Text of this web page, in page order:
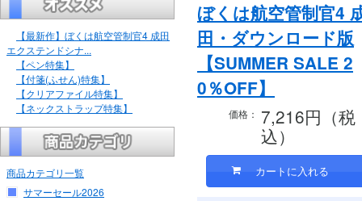
【最新作】ぼくは航空管制官4 成田
エクステンドシナ...
【ペン特集】
【付箋(ふせん)特集】
【クリアファイル特集】
【ネックストラップ特集】
商品カテゴリ一覧
サマーセール2026
ぼくは航空管制官4
田・ダウンロード版
【SUMMER SALE 2
0％OFF】
価格： 7,216円（税
込）